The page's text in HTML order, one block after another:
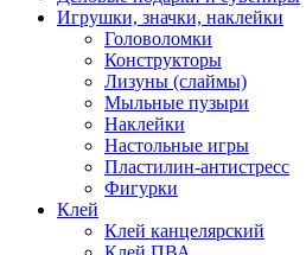
Игрушки, значки, наклейки
Головоломки
Конструкторы
Лизуны (слаймы)
Мыльные пузыри
Наклейки
Настольные игры
Пластилин-антистресс
Фигурки
Клей
Клей канцелярский